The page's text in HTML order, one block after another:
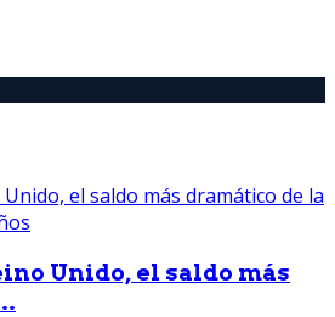
Unido, el saldo más